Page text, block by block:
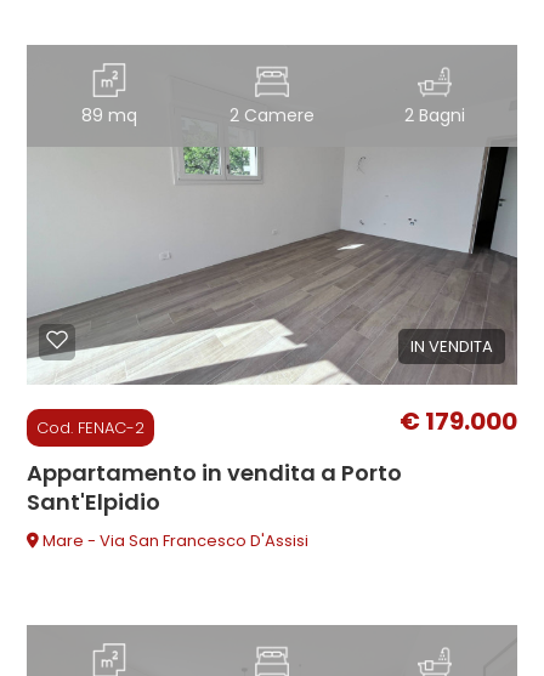
89 mq 2 Camere 2 Bagni
IN VENDITA
Cod. FENAC-2 € 179.000
Appartamento in vendita a Porto
Sant'Elpidio
Mare - Via San Francesco D'Assisi
5+
Camere
minime